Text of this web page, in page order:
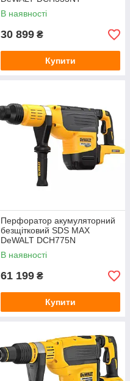
В наявності
30 899 ₴
Купити
Перфоратор акумуляторний
безщітковий SDS MAX
DeWALT DCH775N
В наявності
61 199 ₴
Купити